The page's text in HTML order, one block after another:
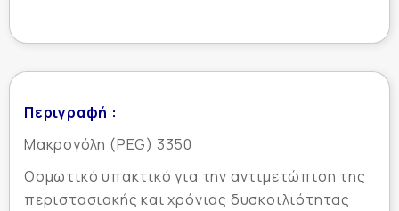
Περιγραφή :
Μακρογόλη (PEG) 3350
Οσμωτικό υπακτικό για την αντιμετώπιση της
περιστασιακής και χρόνιας δυσκοιλιότητας